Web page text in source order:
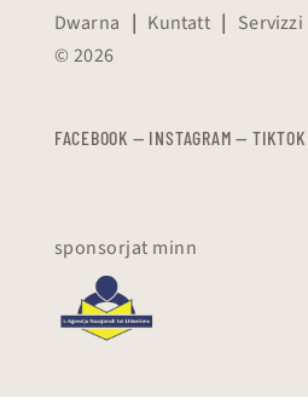
Dwarna | Kuntatt | Servizzi
© 2026
FACEBOOK — INSTAGRAM — TIKTOK
sponsorjat minn